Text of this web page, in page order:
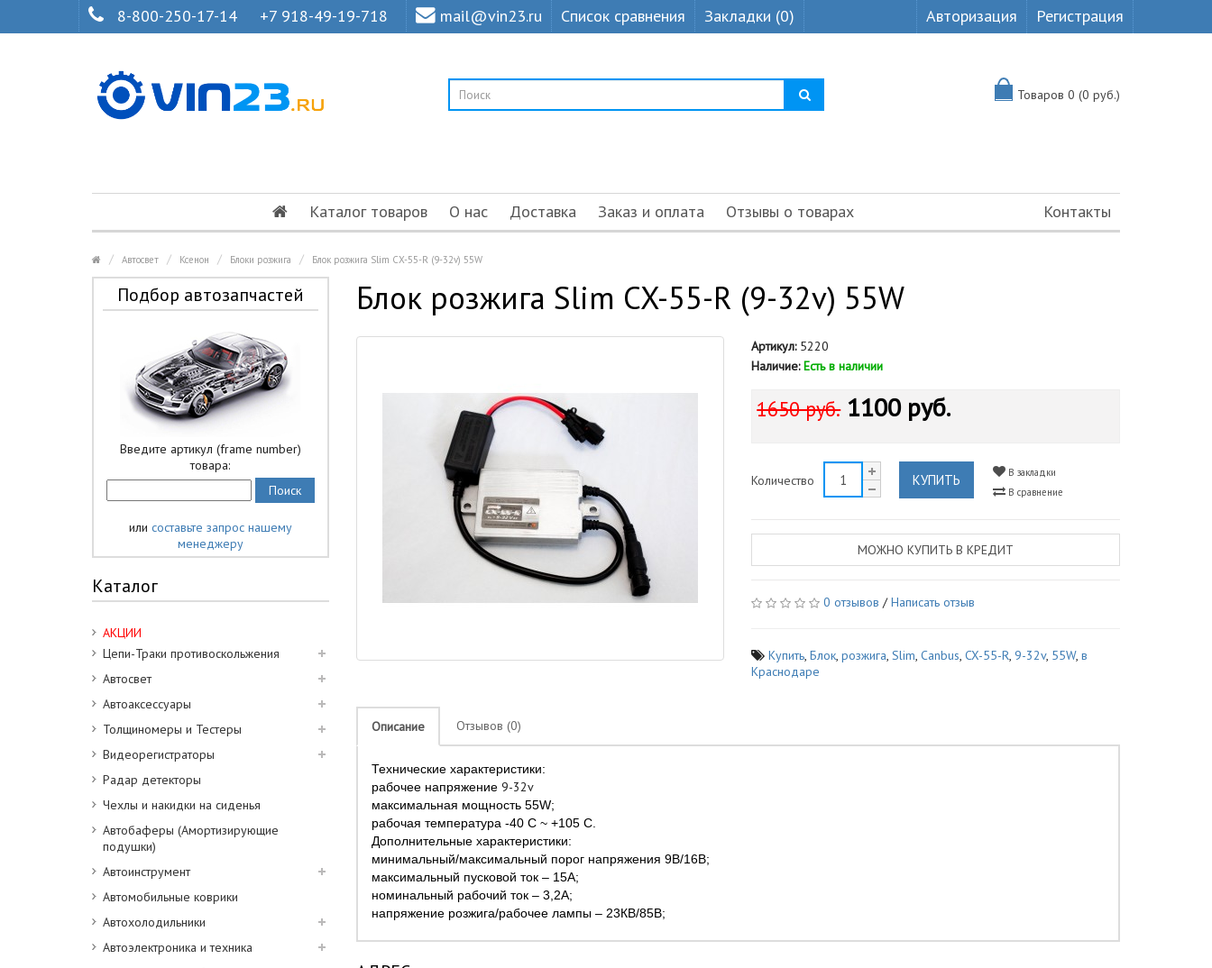
8-800-250-17-14 +7 918-49-19-718 mail@vin23.ru Список сравнения Закладки (0) Авторизация Регистрация
Товаров 0 (0 руб.)
Каталог товаров О нас Доставка Заказ и оплата Отзывы о товарах Контакты
Автосвет Ксенон Блоки розжига Блок розжига Slim CX-55-R (9-32v) 55W
Подбор автозапчастей
Введите артикул (frame number)
товара:
или составьте запрос нашему
менеджеру
Каталог
АКЦИИ
Цепи-Траки противоскольжения
Автосвет
Автоаксессуары
Толщиномеры и Тестеры
Видеорегистраторы
Радар детекторы
Чехлы и накидки на сиденья
Автобаферы (Амортизирующие
подушки)
Автоинструмент
Автомобильные коврики
Автохолодильники
Автоэлектроника и техника
Блок розжига Slim CX-55-R (9-32v) 55W
Артикул:5220
Наличие: Есть в наличии
1650 руб. 1100 руб.
Количество КУПИТЬ
В закладки
В сравнение
МОЖНО КУПИТЬ В КРЕДИТ
0 отзывов /Написать отзыв
Купить,Блок,розжига,Slim,Canbus,CX-55-R, 9-32v, 55W,в
Краснодаре
Описание Отзывов (0)
Технические характеристики:
рабочее напряжение 9-32v
максимальная мощность 55W;
рабочая температура -40 С ~ +105 C.
Дополнительные характеристики:
минимальный/максимальный порог напряжения 9В/16В;
максимальный пусковой ток – 15А;
номинальный рабочий ток – 3,2А;
напряжение розжига/рабочее лампы – 23КВ/85В;